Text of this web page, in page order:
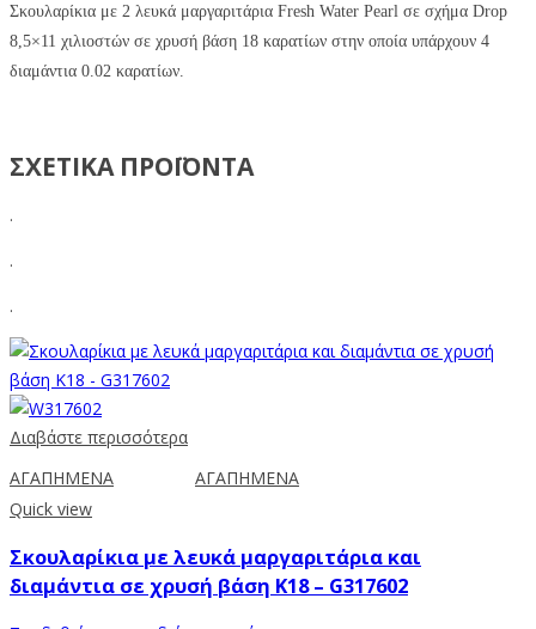
Σκουλαρίκια με 2 λευκά μαργαριτάρια Fresh Water Pearl σε σχήμα Drop
8,5×11 χιλιοστών σε χρυσή βάση 18 καρατίων στην οποία υπάρχουν 4
διαμάντια 0.02 καρατίων.
ΣΧΕΤΙΚΑ ΠΡΟΪΟΝΤΑ
.
.
.
Διαβάστε περισσότερα
ΑΓΑΠΗΜΕΝΑ
ΑΓΑΠΗΜΕΝΑ
Quick view
Σκουλαρίκια με λευκά μαργαριτάρια και
διαμάντια σε χρυσή βάση Κ18 – G317602